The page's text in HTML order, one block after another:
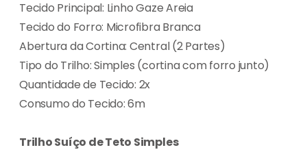
Tecido Principal: Linho Gaze Areia
Tecido do Forro: Microfibra Branca
Abertura da Cortina: Central (2 Partes)
Tipo do Trilho: Simples (cortina com forro junto)
Quantidade de Tecido: 2x
Consumo do Tecido: 6m
Trilho Suíço de Teto Simples